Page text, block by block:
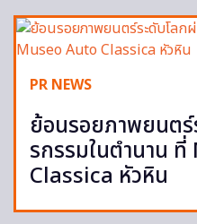
PR NEWS
ย้อนรอยภาพยนต
รกรรมในตำนาน
Classica หัวหิน